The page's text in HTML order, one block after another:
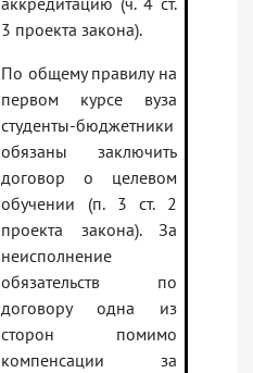
3 проекта закона).
По общему правилу на
первом курсе вуза
студенты-бюджетники
обязаны заключить
договор о целевом
обучении (п. 3 ст. 2
проекта закона). За
неисполнение
обязательств по
договору одна из
сторон помимо
компенсации за